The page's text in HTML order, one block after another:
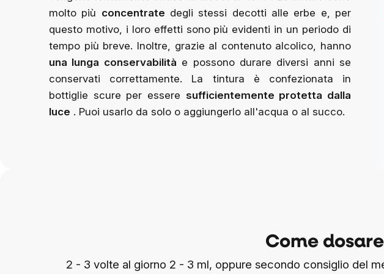
molto più concentrate degli stessi decotti alle erbe e, per
questo motivo, i loro effetti sono più evidenti in un periodo di
tempo più breve. Inoltre, grazie al contenuto alcolico, hanno
una lunga conservabilità e possono durare diversi anni se
conservati correttamente.
La tintura è confezionata in
bottiglie scure per essere sufficientemente protetta dalla
luce . Puoi usarlo da solo o aggiungerlo all'acqua o al succo.
Come
2 - 3 volte al giorno 2 - 3 ml, oppure secondo consiglio del